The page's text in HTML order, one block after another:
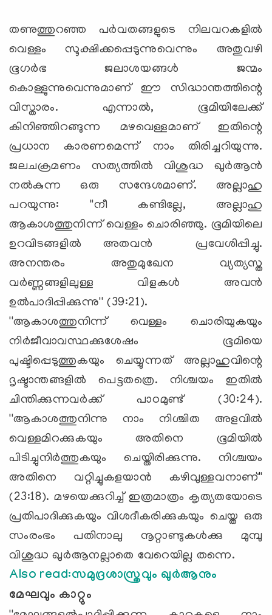
തണുത്തുറഞ്ഞ പര്‍വതങ്ങളുടെ നിലവറകളില്‍
വെള്ളം സൂക്ഷിക്കപ്പെടുന്നുവെന്നും അതുവഴി
ഭൂഗര്‍ഭ ജലാശയങ്ങള്‍ ജന്മം
കൊള്ളുന്നുവെന്നുമാണ് ഈ സിദ്ധാന്തത്തിന്റെ
വിസ്താരം. എന്നാല്‍, ഭൂമിയിലേക്ക്
കിനിഞ്ഞിറങ്ങുന്ന മഴവെള്ളമാണ് ഇതിന്റെ
പ്രധാന കാരണമെന്ന് നാം തിരിച്ചറിയുന്നു.
ജലചക്രമണം സത്യത്തില്‍ വിശുദ്ധ ഖുര്‍ആന്‍
നല്‍കുന്ന ഒരു സന്ദേശമാണ്. അല്ലാഹു
പറയുന്നു: ''നീ കണ്ടില്ലേ, അല്ലാഹു
ആകാശത്തുനിന്ന് വെള്ളം ചൊരിഞ്ഞു. ഭൂമിയിലെ
ഉറവിടങ്ങളില്‍ അതവന്‍ പ്രവേശിപ്പിച്ചു.
അനന്തരം അതുമുഖേന വ്യത്യസ്ത
വര്‍ണ്ണങ്ങളിലുള്ള വിളകള്‍ അവന്‍
ഉല്‍പാദിപ്പിക്കുന്നു'' (39:21).
''ആകാശത്തുനിന്ന് വെള്ളം ചൊരിയുകയും
നിര്‍ജീവാവസ്ഥക്കുശേഷം ഭൂമിയെ
പുഷ്ടിപ്പെടുത്തുകയും ചെയ്യുന്നത് അല്ലാഹുവിന്റെ
ദൃഷ്ടാന്തങ്ങളില്‍ പെട്ടതത്രെ. നിശ്ചയം ഇതില്‍
ചിന്തിക്കുന്നവര്‍ക്ക് പാഠമുണ്ട് (30:24).
''ആകാശത്തുനിന്നു നാം നിശ്ചിത അളവില്‍
വെള്ളമിറക്കുകയും അതിനെ ഭൂമിയില്‍
പിടിച്ചുനിര്‍ത്തുകയും ചെയ്തിരിക്കുന്നു. നിശ്ചയം
അതിനെ വറ്റിച്ചുകളയാന്‍ കഴിവുള്ളവനാണ്''
(23:18). മഴയെക്കുറിച്ച് ഇത്രമാത്രം കൃത്യതയോടെ
പ്രതിപാദിക്കുകയും വിശദീകരിക്കുകയും ചെയ്ത ഒരു
സംരംഭം പതിനാലു നൂറ്റാണ്ടുകള്‍ക്കു മുമ്പു
വിശുദ്ധ ഖുര്‍ആനല്ലാതെ വേറെയില്ല തന്നെ.
Also read:സമുദ്രശാസ്ത്രവും ഖുര്‍ആനും
മേഘവും കാറ്റും